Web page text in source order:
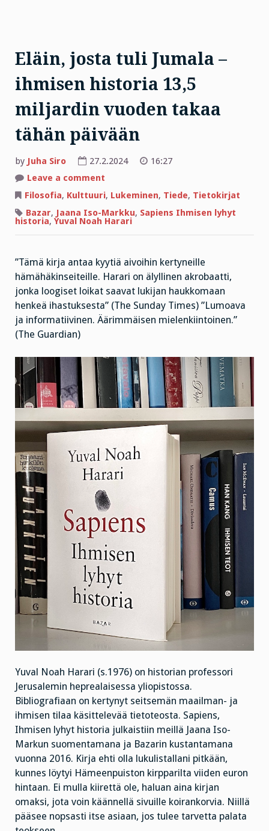
Eläin, josta tuli Jumala –
ihmisen historia 13,5
miljardin vuoden takaa
tähän päivään
by Juha Siro 27.2.2024
16:27
Leave a comment
josta
tuli
Jumala
–
vuoden
takaa
tähän
päivään
Filosofia, Kulttuuri, Lukeminen, Tiede, Tietokirjat
Bazar, Jaana Iso-Markku, Sapiens Ihmisen lyhyt
historia, Yuval Noah Harari
”Tämä kirja antaa kyytiä aivoihin kertyneille
hämähäkinseiteille. Harari on älyllinen akrobaatti,
jonka loogiset loikat saavat lukijan haukkomaan
henkeä ihastuksesta” (The Sunday Times) ”Lumoava
ja informatiivinen. Äärimmäisen mielenkiintoinen.”
(The Guardian)
Yuval Noah Harari (s.1976) on historian professori
Jerusalemin heprealaisessa yliopistossa.
Bibliografiaan on kertynyt seitsemän maailman- ja
ihmisen tilaa käsittelevää tietoteosta. Sapiens,
Ihmisen lyhyt historia julkaistiin meillä Jaana Iso-
Markun suomentamana ja Bazarin kustantamana
vuonna 2016. Kirja ehti olla lukulistallani pitkään,
kunnes löytyi Hämeenpuiston kirpparilta viiden euron
hintaan. Ei mulla kiirettä ole, haluan aina kirjan
omaksi, jota voin käännellä sivuille koirankorvia. Niillä
pääsee nopsasti itse asiaan, jos tulee tarvetta palata